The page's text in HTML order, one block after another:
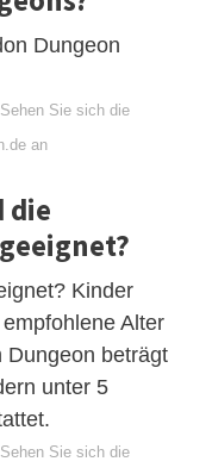
Dungeon
Sehen Sie sich die
an
die
Kinder
Alter
Dungeon beträgt
unter 5
Sehen Sie sich die